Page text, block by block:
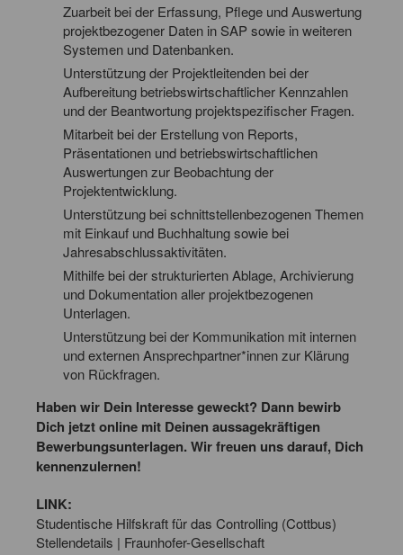
Zuarbeit bei der Erfassung, Pflege und Auswertung
projektbezogener Daten in SAP sowie in weiteren
Systemen und Datenbanken.
Unterstützung der Projektleitenden bei der
Aufbereitung betriebswirtschaftlicher Kennzahlen
und der Beantwortung projektspezifischer Fragen.
Mitarbeit bei der Erstellung von Reports,
Präsentationen und betriebswirtschaftlichen
Auswertungen zur Beobachtung der
Projektentwicklung.
Unterstützung bei schnittstellenbezogenen Themen
mit Einkauf und Buchhaltung sowie bei
Jahresabschlussaktivitäten.
Mithilfe bei der strukturierten Ablage, Archivierung
und Dokumentation aller projektbezogenen
Unterlagen.
Unterstützung bei der Kommunikation mit internen
und externen Ansprechpartner*innen zur Klärung
von Rückfragen.
Haben wir Dein Interesse geweckt? Dann bewirb
Dich jetzt online mit Deinen aussagekräftigen
Bewerbungsunterlagen. Wir freuen uns darauf, Dich
kennenzulernen!
LINK:
Studentische Hilfskraft für das Controlling (Cottbus)
Stellendetails | Fraunhofer-Gesellschaft